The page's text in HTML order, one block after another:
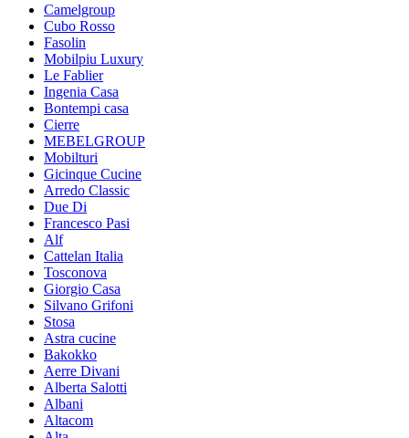
Camelgroup
Cubo Rosso
Fasolin
Mobilpiu Luxury
Le Fablier
Ingenia Casa
Bontempi casa
Cierre
MEBELGROUP
Mobilturi
Gicinque Cucine
Arredo Classic
Due Di
Francesco Pasi
Alf
Cattelan Italia
Tosconova
Giorgio Casa
Silvano Grifoni
Stosa
Astra cucine
Bakokko
Aerre Divani
Alberta Salotti
Albani
Altacom